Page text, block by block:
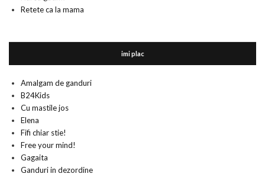
Retete ca la mama
imi plac
Amalgam de ganduri
B24Kids
Cu mastile jos
Elena
Fifi chiar stie!
Free your mind!
Gagaita
Ganduri in dezordine